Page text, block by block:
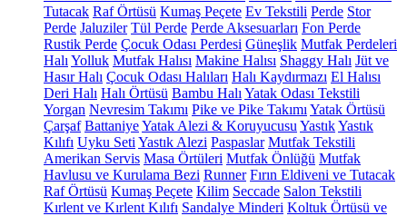
Tutacak Raf Örtüsü Kumaş Peçete Ev Tekstili Perde Stor
Perde Jaluziler Tül Perde Perde Aksesuarları Fon Perde
Rustik Perde Çocuk Odası Perdesi Güneşlik Mutfak Perdeleri
Halı Yolluk Mutfak Halısı Makine Halısı Shaggy Halı Jüt ve
Hasır Halı Çocuk Odası Halıları Halı Kaydırmazı El Halısı
Deri Halı Halı Örtüsü Bambu Halı Yatak Odası Tekstili
Yorgan Nevresim Takımı Pike ve Pike Takımı Yatak Örtüsü
Çarşaf BattaniyeYatak Alezi & Koruyucusu YastıkYastık
Kılıfı Uyku Seti Yastık Alezi Paspaslar Mutfak Tekstili
Amerikan Servis Masa Örtüleri Mutfak Önlüğü Mutfak
Havlusu ve Kurulama Bezi Runner Fırın Eldiveni ve Tutacak
Raf Örtüsü Kumaş Peçete Kilim Seccade Salon Tekstili
Kırlent ve Kırlent Kılıfı Sandalye Minderi Koltuk Örtüsü ve